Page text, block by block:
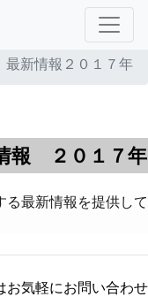
最新情報２０１７年
報 ２０１７年
る最新情報を提供して
お気軽にお問い合わせ